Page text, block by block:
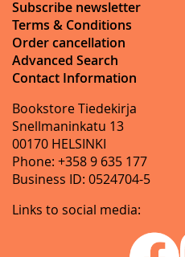
Subscribe newsletter
Terms & Conditions
Order cancellation
Advanced Search
Contact Information
Bookstore Tiedekirja
Snellmaninkatu 13
00170 HELSINKI
Phone: +358 9 635 177
Business ID: 0524704-5
Links to social media: